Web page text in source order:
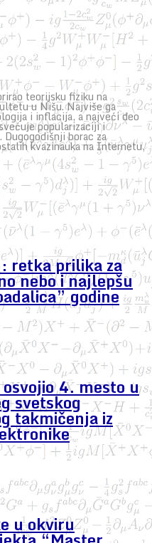
teorijsku fiziku na
u Nišu. Najviše ga
i inflacija, a najveći deo
popularizaciji i
borac za
kvazinauka na Internetu,
retka prilika za
nebo i najlepšu
godine
4. mesto u
svetskog
takmičenja iz
u okviru